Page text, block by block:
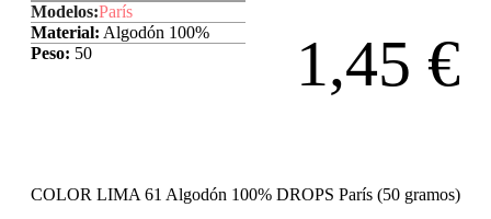
Modelos:París
Material: Algodón 100%
Peso: 50 1,45 €
COLOR LIMA 61 Algodón 100% DROPS París (50 gramos)